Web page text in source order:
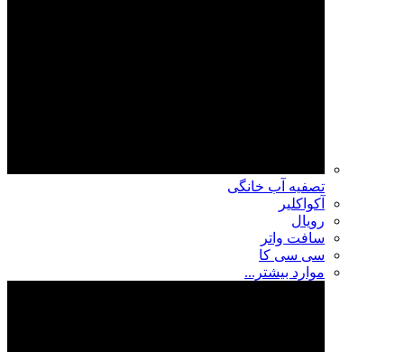
تصفیه آب خانگی
آکواکلیر
رویال
سافت واتر
سی سی کا
موارد بیشتر...